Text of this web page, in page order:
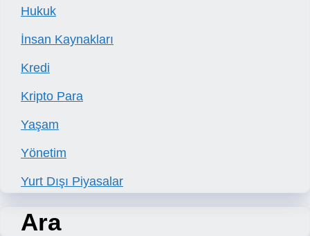
Hukuk
İnsan Kaynakları
Kredi
Kripto Para
Yaşam
Yönetim
Yurt Dışı Piyasalar
Ara